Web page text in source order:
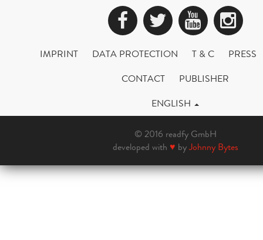
Facebook
Twitter
IMPRINT DATA PROTECTION T & C
PRESS
CONTACT
PUBLISHER
ENGLISH
© 2016 readfy GmbH
developed with ♥ byJohnny Bytes